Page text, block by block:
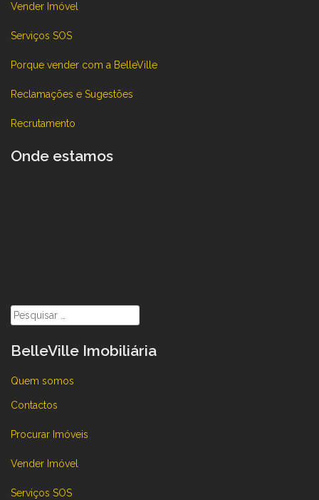
Vender Imóvel
Serviços SOS
Porque vender com a BelleVille
Reclamações e Sugestões
Recrutamento
Onde estamos
Pesquisar
por:
BelleVille Imobiliária
Quem somos
Contactos
Procurar Imóveis
Vender Imóvel
Serviços SOS